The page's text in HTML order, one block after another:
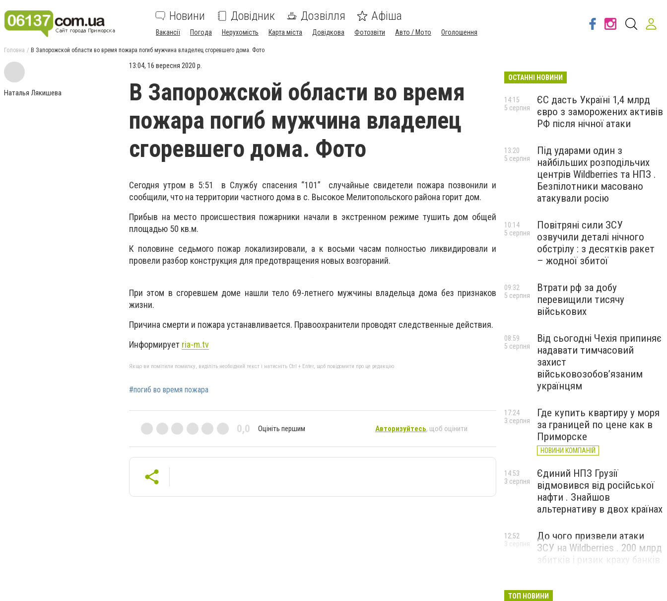
Новини Довідник Дозвілля Афіша
Вакансії Погода Нерухомість Карта міста Довідкова Фотозвіти Авто / Мото Оголошення
Головна В Запорожской области во время пожара погиб мужчина владелец сгоревшего дома. Фото
Наталья Лякишева
13:04, 16 вересня 2020 р.
В Запорожской области во время
пожара погиб мужчина владелец
сгоревшего дома. Фото
Сегодня утром в 5:51 в Службу спасения “101” случайные свидетели пожара позвонили и
сообщили, что на территории частного дома в с. Высокое Мелитопольского района горит дом.
Прибыв на место происшествия пожарники начали в экстренном режиме тушить дом общей
площадью 50 кв.м.
К половине седьмого пожар локализировали, а к восьми часам полностью ликвидировали и
провели разбор конструкция для предотвращения новых возгораний.
При этом в сгоревшем доме нашли тело 69-летнего мужчины владельца дома без признаков
жизни.
Причина смерти и пожара устанавливается. Правоохранители проводят следственные действия.
Информирует ria-m.tv
Якщо ви помітили помилку, виділіть необхідний текст і натисніть Ctrl + Enter, щоб повідомити про це редакцію
#погиб во время пожара
0,0 Оцініть першим Авторизуйтесь, щоб оцінити
ОСТАННІ НОВИНИ
ЄС дасть Україні 1,4 млрд
євро з заморожених активів
РФ після нічної атаки
14:15
5 серпня
Під ударами один з
найбільших розподільчих
центрів Wildberries та НПЗ .
Безпілотники масовано
атакували росію
13:20
5 серпня
Повітряні сили ЗСУ
озвучили деталі нічного
обстрілу : з десятків ракет
– жодної збитої
10:14
5 серпня
Втрати рф за добу
перевищили тисячу
військових
09:32
5 серпня
Від сьогодні Чехія припиняє
надавати тимчасовий
захист
військовозобов’язаним
українцям
08:59
5 серпня
Где купить квартиру у моря
за границей по цене как в
Приморске
НОВИНИ КОМПАНІЙ
17:24
3 серпня
Єдиний НПЗ Грузії
відмовився від російської
нафти . Знайшов
альтернативу в двох країнах
14:53
3 серпня
До чого призвели атаки
ЗСУ на Wildberries . 200 млрд
збитків і ризик краху банків
12:52
3 серпня
ТОП НОВИНИ